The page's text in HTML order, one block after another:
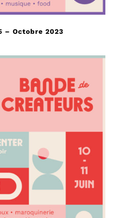
– Octobre 2023